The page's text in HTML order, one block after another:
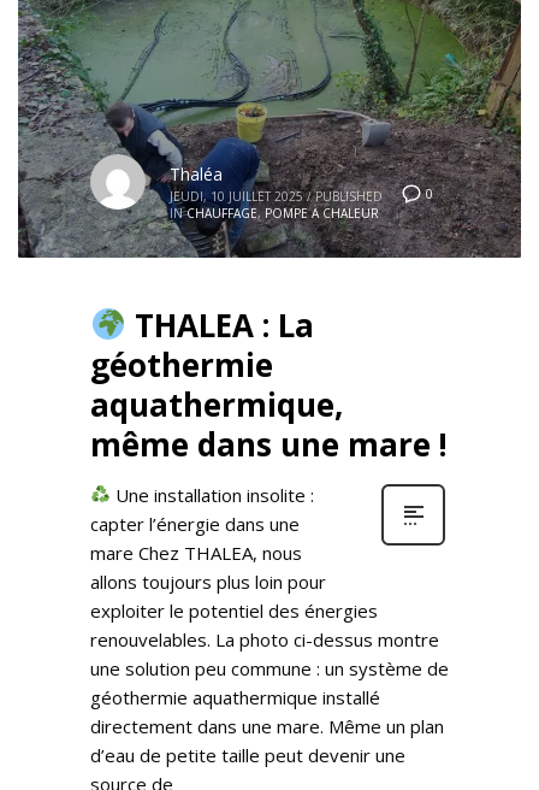
0
Thaléa
JEUDI, 10 JUILLET 2025 / PUBLISHED
IN CHAUFFAGE, POMPE A CHALEUR
THALEA : La
géothermie
aquathermique,
même dans une mare !
Une installation insolite :
capter l’énergie dans une
mare Chez THALEA, nous
allons toujours plus loin pour
exploiter le potentiel des énergies
renouvelables. La photo ci-dessus montre
une solution peu commune : un système de
géothermie aquathermique installé
directement dans une mare. Même un plan
d’eau de petite taille peut devenir une
source de